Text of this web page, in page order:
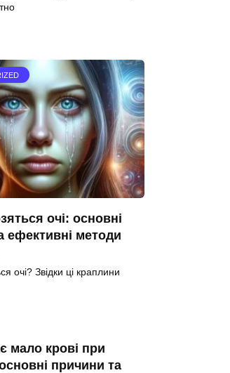
очі: основні
ефективні методи
очі? Звідки ці краплини
мало крові при
причини та